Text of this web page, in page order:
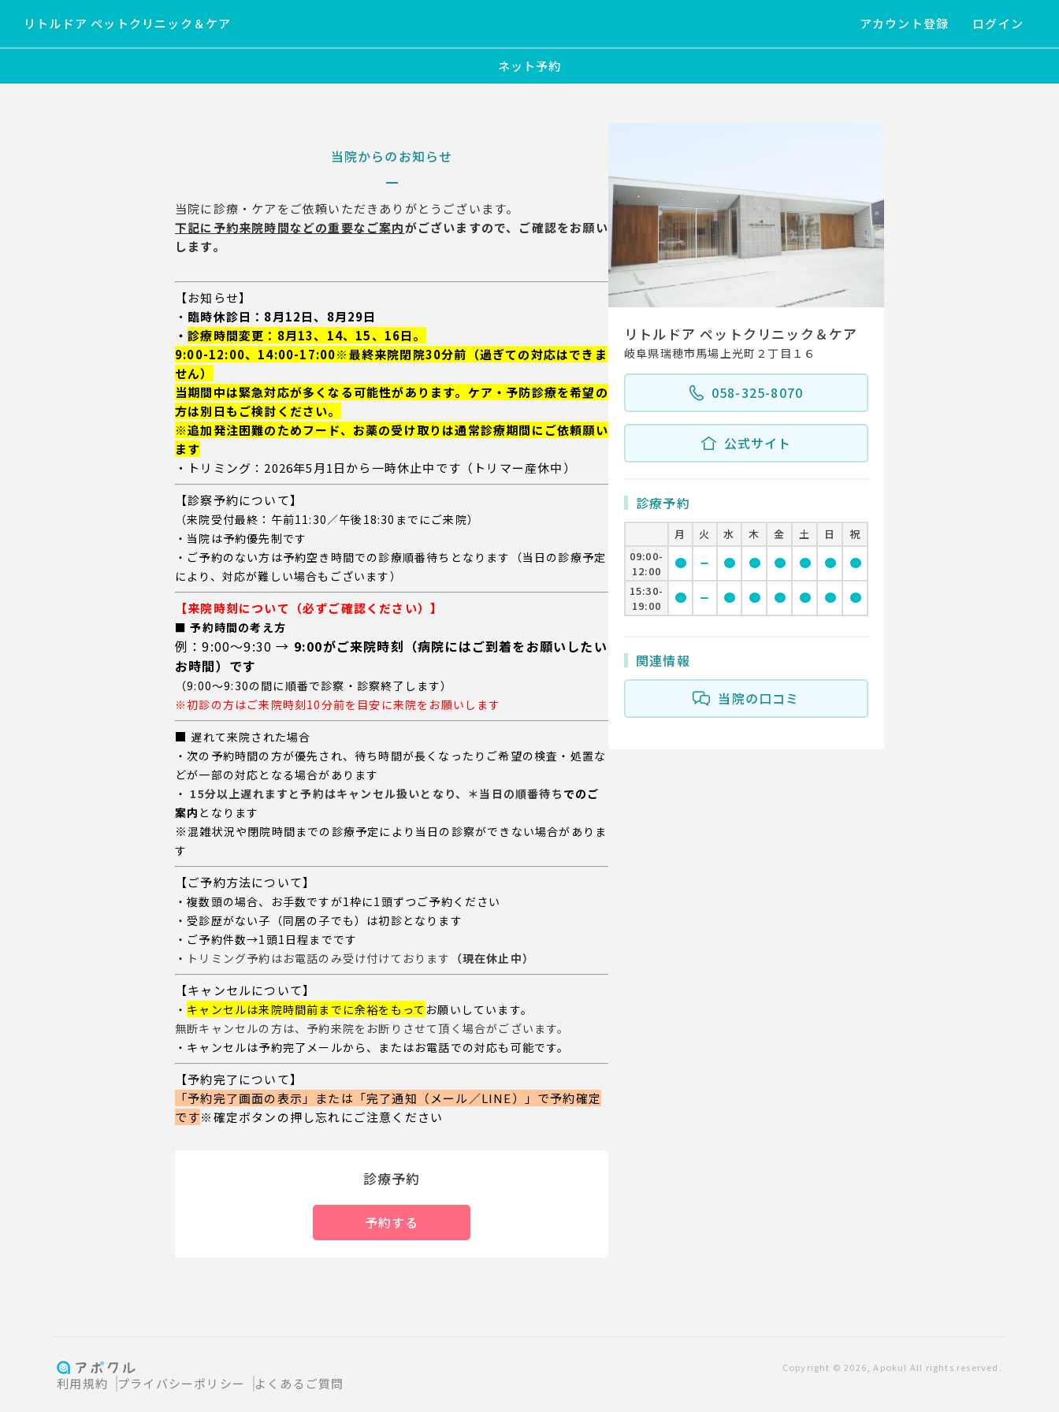
リトルドア ペットクリニック＆ケア アカウント登録 ログイン
ネット予約
当院からのお知らせ
当院に診療・ケアをご依頼いただきありがとうございます。
下記に予約来院時間などの重要なご案内がございますので、ご確認をお願い
します。
【お知らせ】
・ 臨時休診日：8月12日、8月29日
・診療時間変更：8月13、14、15、16日。
9:00-12:00、14:00-17:00※最終来院閉院30分前（過ぎての対応はできま
せん）
当期間中は緊急対応が多くなる可能性があります。ケア・予防診療を希望の
方は別日もご検討ください。
※追加発注困難のためフード、お薬の受け取りは通常診療期間にご依頼願い
ます
・トリミング：2026年5月1日から一時休止中です（トリマー産休中）
【診察予約について】
（来院受付最終：午前11:30／午後18:30までにご来院）
・当院は予約優先制です
・ご予約のない方は予約空き時間での診療順番待ちとなります（当日の診療予定
により、対応が難しい場合もございます）
【来院時刻について（必ずご確認ください）】
■予約時間の考え方
例：9:00〜9:30 → 9:00がご来院時刻（病院にはご到着をお願いしたい
お時間）です
（9:00〜9:30の間に順番で診察・診察終了します）
※初診の方はご来院時刻10分前を目安に来院をお願いします
■ 遅れて来院された場合
・次の予約時間の方が優先され、 待ち時間が長くなったり ご希望の検査・処置な
どが一部の対応となる場合があります
・ 15分以上遅れますと予約はキャンセル扱いとなり、＊当日の順番待ち でのご
案内 となります
※混雑状況や閉院時間までの診療予定 により 当日の診察ができない場合がありま
す
【ご予約方法について】
・複数頭の場合、お手数ですが1枠に1頭ずつご予約ください
・受診歴がない子（同居の子でも）は初診となります
・ご予約件数→1頭1日程までです
・ トリミング予約はお電話のみ受け付けております （現在休止中）
【キャンセルについて】
・ キャンセルは来院時間前までに余裕をもって お願いしています。
無断キャンセルの方は、予約来院をお断りさせて頂く場合がございます。
・キャンセルは予約完了メールから、またはお電話での対応も可能です。
【予約完了について】
「予約完了画面の表示」または「完了通知（メール／LINE）」で予約確定
です※確定ボタンの押し忘れにご注意ください
診療予約
予約する
リトルドア ペットクリニック＆ケア
岐阜県瑞穂市馬場上光町２丁目１６
058-325-8070
公式サイト
診療予約
月 火 水 木 金 土 日
祝
09:00-
12:00
circle remove circle circle circle circle circle circle
15:30-
19:00
circle remove circle circle circle circle circle circle
関連情報
当院の口コミ
利用規約 プライバシーポリシー よくあるご質問
Copyright © 2026, Apokul All rights reserved.